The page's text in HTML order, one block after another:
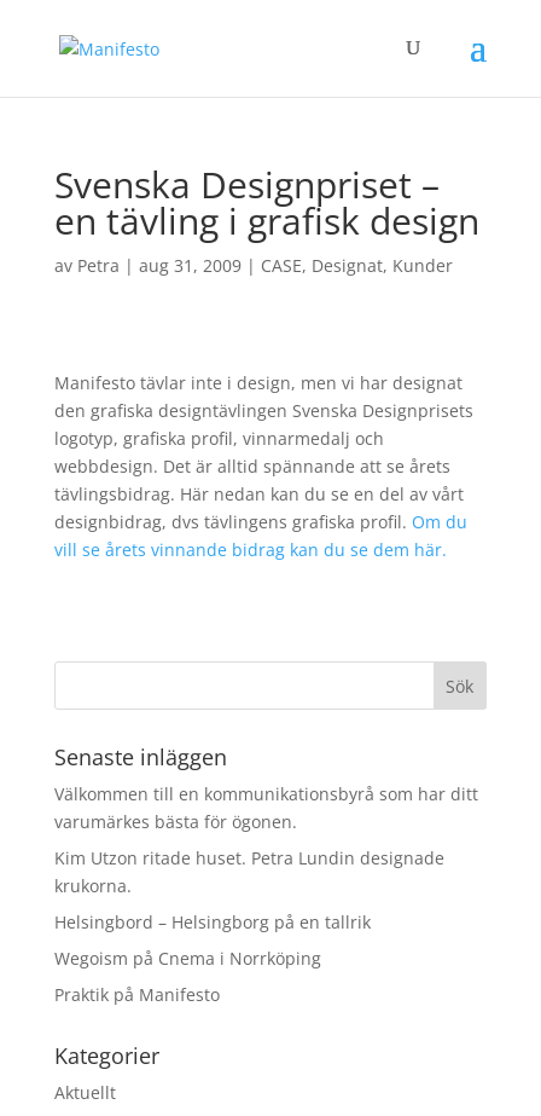
Svenska Designpriset –
en tävling i grafisk design
av Petra | aug 31, 2009| CASE, Designat, Kunder
Manifesto tävlar inte i design, men vi har designat
den grafiska designtävlingen Svenska Designprisets
logotyp, grafiska profil, vinnarmedalj och
webbdesign. Det är alltid spännande att se årets
tävlingsbidrag. Här nedan kan du se en del av vårt
designbidrag, dvs tävlingens grafiska profil. Om du
vill se årets vinnande bidrag kan du se dem här.
Senaste inläggen
Välkommen till en kommunikationsbyrå som har ditt
varumärkes bästa för ögonen.
Kim Utzon ritade huset. Petra Lundin designade
krukorna.
Helsingbord – Helsingborg på en tallrik
Wegoism på Cnema i Norrköping
Praktik på Manifesto
Kategorier
Aktuellt